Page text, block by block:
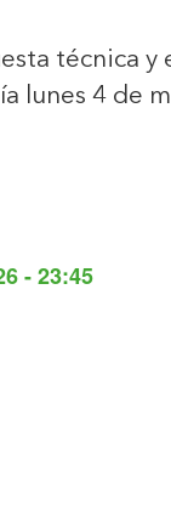
técnica y
lunes 4 de
- 23:45